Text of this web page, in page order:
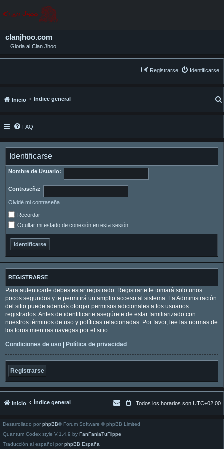
clanjhoo.com
Gloria al Clan Jhoo
Identificarse
Registrarse
Inicio Índice general
FAQ
Identificarse
Nombre de Usuario:
Contraseña:
Olvidé mi contraseña
Recordar
Ocultar mi estado de conexión en esta sesión
REGISTRARSE
Para autenticarte debes estar registrado. Registrarte te tomará solo unos
pocos segundos y te permitirá un amplio acceso al sistema. La Administración
del sitio puede además otorgar permisos adicionales a los usuarios
registrados. Antes de identificarte asegúrete de estar familiarizado con
nuestros términos de uso y políticas relacionadas. Por favor, lee las normas de
los foros mientras navegas por el sitio.
Condiciones de uso
Política de privacidad
Registrarse
Inicio Índice general Todos los horarios son UTC+02:00
Desarrollado por phpBB® Forum Software © phpBB Limited
Quantum Codex style V.1.4.9 by FanFanlaTuFlippe
Traducción al español por phpBB España